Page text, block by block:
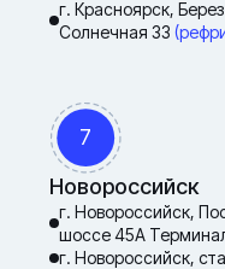
г. Красноярск,
Солнечная 33
7
Новороссийск
г. Новороссийск,
шоссе 45А
г. Новороссийск,